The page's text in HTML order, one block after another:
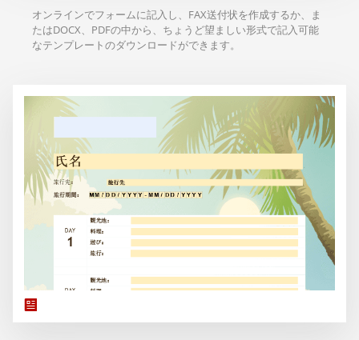
オンラインでフォームに記入し、FAX送付状を作成するか、ま
たはDOCX、PDFの中から、ちょうど望ましい形式で記入可能
なテンプレートのダウンロードができます。